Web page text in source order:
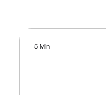
5 Min